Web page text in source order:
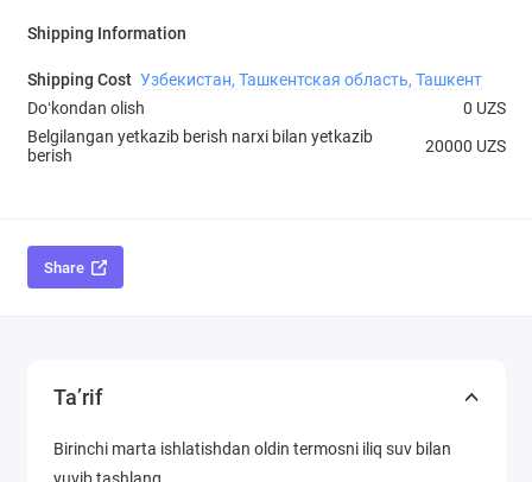
Shipping Information
Shipping Cost Узбекистан, Ташкентская область, Ташкент
Doʻkondan olish
0 UZS
Belgilangan yetkazib berish narxi bilan yetkazib
berish
20000 UZS
Share
Ta’rif
Birinchi marta ishlatishdan oldin termosni iliq suv bilan